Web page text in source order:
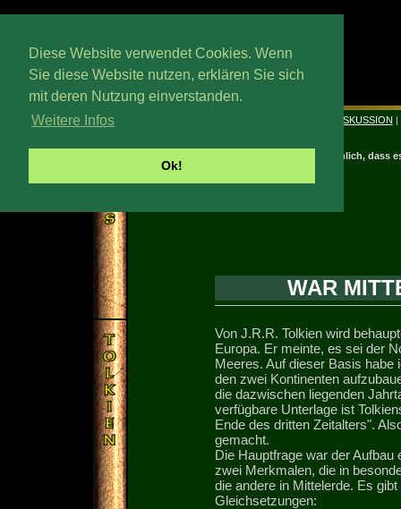
Diese Website verwendet Cookies. Wenn
Sie diese Website nutzen, erklären Sie sich
mit deren Nutzung einverstanden.
Weitere Infos
Ok!
Trewstag, 15. Wedmath 2026
DISKUSSION |
Es ist unwahrscheinlich, dass
WAR
Von J.R.R. Tolkien wird
Europa. Er meinte, es sei der
Meeres. Auf dieser Basis habe
den zwei Kontinenten
die dazwischen liegenden
verfügbare Unterlage ist
Ende des dritten Zeitalters".
gemacht.
Die Hauptfrage war der
zwei Merkmalen, die in
die andere in Mittelerde. Es
Gleichsetzungen: